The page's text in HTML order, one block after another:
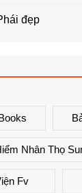
đẹp
Nhân Thọ
Fv